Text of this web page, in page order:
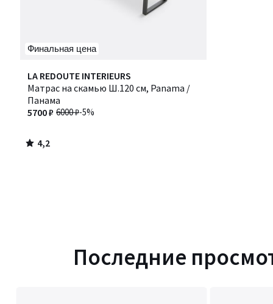
Финальная цена
LA REDOUTE INTERIEURS
Матрас на скамью Ш.120 см, Panama /
Панама
6000 ₽-5%
5700 ₽
4,2
/ 5
4,2
/
Последние